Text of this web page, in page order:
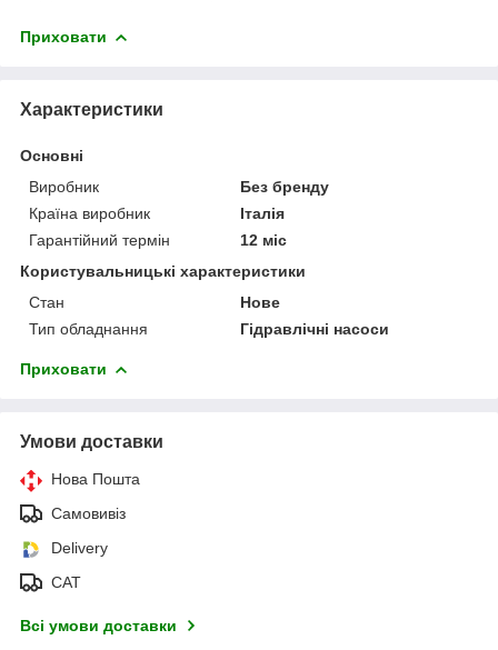
Приховати
Характеристики
Основні
Виробник
Без бренду
Країна виробник
Італія
Гарантійний термін
12 міс
Користувальницькі характеристики
Стан
Нове
Тип обладнання
Гідравлічні насоси
Приховати
Умови доставки
Нова Пошта
Самовивіз
Delivery
САТ
Всі умови доставки